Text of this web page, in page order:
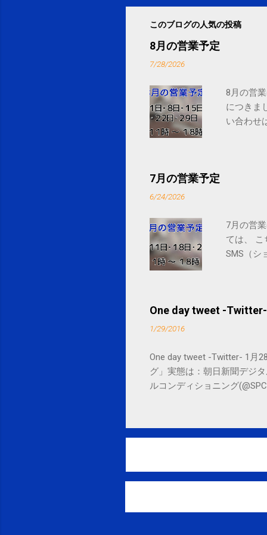
このブログの人気の投稿
8月の営業予定
7/28/2026
8月の営
につきま
い合わせ
7月の営業予定
6/24/2026
7月の営
ては、
SMS（シ
One day tweet -Twitter-
1/29/2016
One day tweet -Twitter- 1月
グ」実態は：朝日新聞デジ
ルコンディショニング